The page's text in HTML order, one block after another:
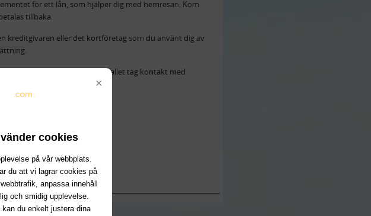
×
cookies
på vår webbplats.
du att vi lagrar cookies på
anpassa innehåll
och smidig upplevelse.
du enkelt justera dina
för ett lån, som hjälper dig med hemresan. Kom
tillbaka.
kreditgivaren eller det kortföretag som du använt dig av
ett konkursskydd. Om så är fallet tag kontakt med